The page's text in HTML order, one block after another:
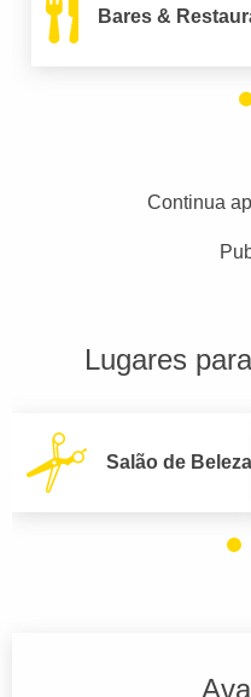
Bares &
Continua
Lugares
Salão de Beleza